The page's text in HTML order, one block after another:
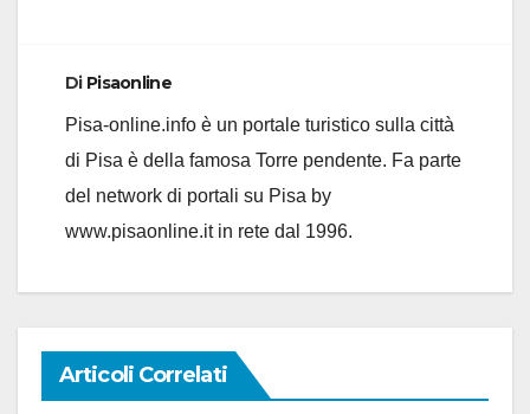
Di Pisaonline
Pisa-online.info è un portale turistico sulla città
di Pisa è della famosa Torre pendente. Fa parte
del network di portali su Pisa by
www.pisaonline.it in rete dal 1996.
Articoli Correlati